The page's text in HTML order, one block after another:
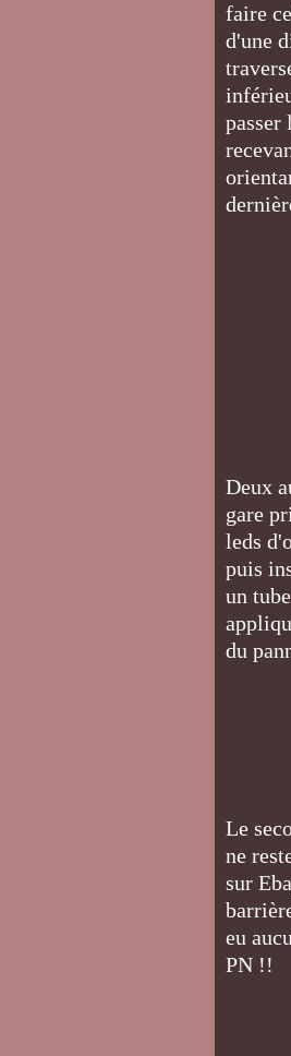
faire
d'une
passer
Deux
gare
leds
puis
un
du
Le
ne
sur
eu
PN !!